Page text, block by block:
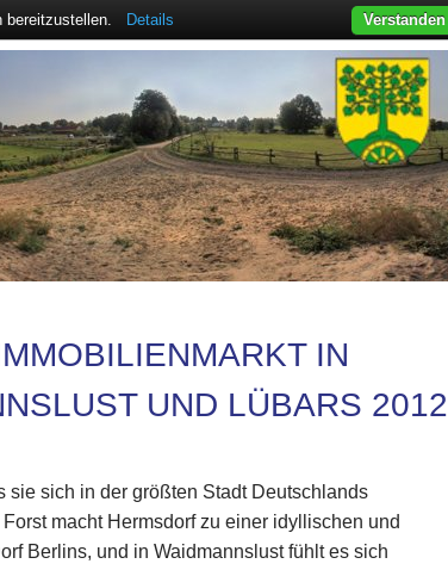
IN
UND LÜBARS 2012
sich in der größten Stadt Deutschlands
macht Hermsdorf zu einer idyllischen und
Berlins, und in Waidmannslust fühlt es sich
bereitzustellen. Details Verstanden